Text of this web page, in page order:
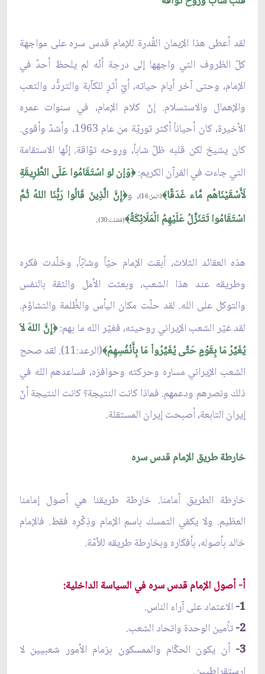
لقد أعطى هذا الإيمان القُدرة للإمام قدس سره على مواجهة
كلّ الظروف التي واجهها إلى درجة أنّه لم يلحظ أحدٌ في
الإمام، وحتى آخر أيام حياته، أيّ أثرٍ للكآبة والتردُّد والتعب
والإهمال والاستسلام. إنّ كلام الإمام، في سنوات عمره
الأخيرة، كان أحياناً أكثر ثوريّة من عام 1963، وأشدّ وأقوى.
كان يشيخ لكن قلبه ظلّ شاباً، وروحه توّاقة. إنّها الاستقامة
التي جاءت في القرآن الكريم:﴿وَإن لو اسْتَقَامُوا عَلَى الطَّرِيقَةِ
لَأَسْقَيْنَاهُم مَّاء غَدَقًا﴾(الجنّ:16) ، و﴿إِنَّ الَّذِينَ قَالُوا رَبُّنَا اللهُ ثُمَّ
اسْتَقَامُوا تَتَنَزَّلُ عَلَيْهِمُ الْمَلَائِكَةُ﴾(فصّلت:30) .
هذه العقائد الثلاث، أبقت الإمام حيّاً وشابّاً، وخلّدت فكره
وطريقه عند هذا الشعب، وبعثت الأمل والثقة بالنفس
والتوكل على الله. لقد حلّت مكان اليأس والظُلمة والتشاؤم.
لقد غيّر الشعب الإيراني روحيته، فغيّر الله ما بهم: ﴿إِنَّ اللهَ لاَ
يُغَيِّرُ مَا بِقَوْمٍ حَتَّى يُغَيِّرُواْ مَا بِأَنْفُسِهِمْ﴾
(الرعد:11). لقد صحح
الشعب الإيراني مساره وحركته وحوافزه، فساعدهم الله في
ذلك ونصرهم ودعمهم. فماذا كانت النتيجة؟ كانت النتيجة أنّ
إيران التابعة، أصبحت إيران المستقلة.
خارطة طريق الإمام قدس سره
خارطة الطريق أمامنا. خارطة طريقنا هي أصول إمامنا
العظيم. ولا يكفي التمسك باسم الإمام وذِكْرِه فقط. فالإمام
خالد بأصوله، بأفكاره وبخارطة طريقه للأمّة.
أ- أصول الإمام قدس سره في السياسة الداخلية:
1- الاعتماد على آراء الناس.
2- تأمين الوحدة واتحاد الشعب.
3- أن يكون الحكّام والممسكون بزمام الأمور شعبيين لا